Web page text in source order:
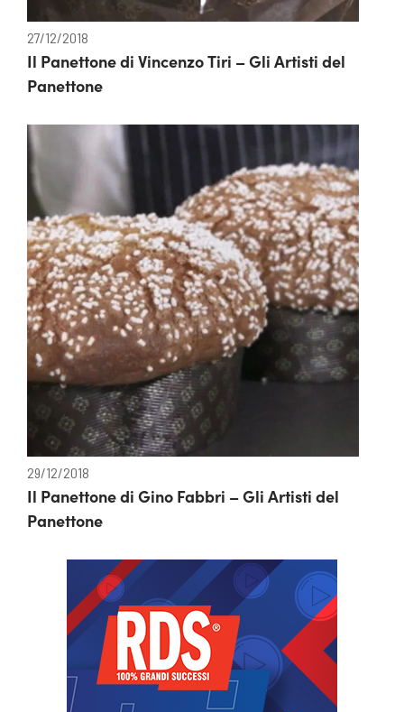
27/12/2018
Il Panettone di Vincenzo Tiri – Gli Artisti del
Panettone
29/12/2018
Il Panettone di Gino Fabbri – Gli Artisti del
Panettone